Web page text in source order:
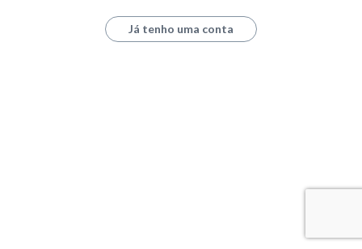
Já tenho uma conta